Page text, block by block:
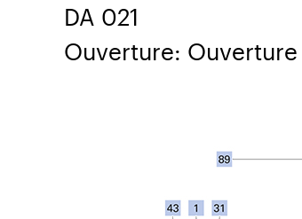
DA 021
Ouverture: